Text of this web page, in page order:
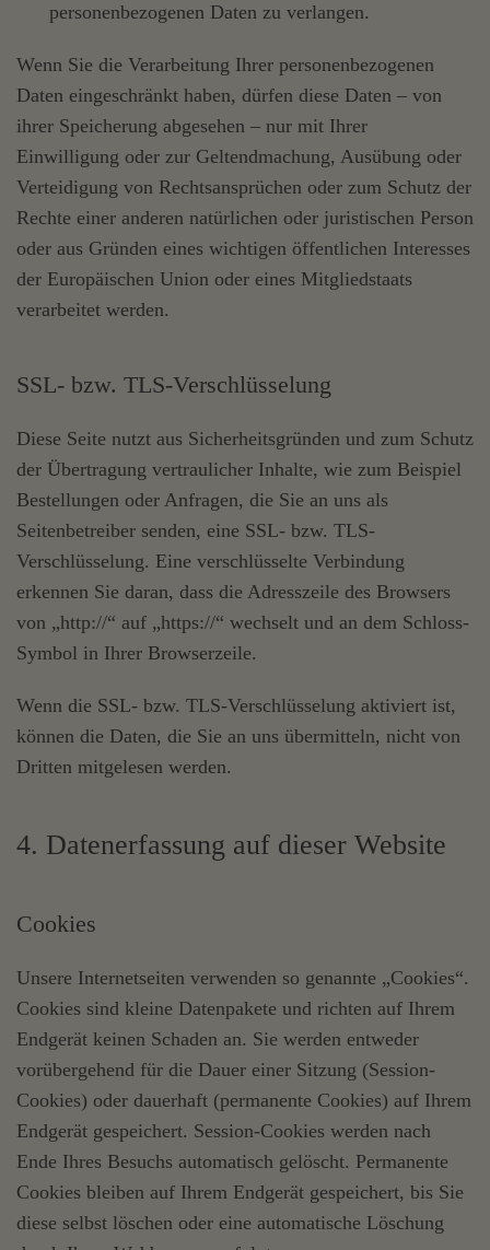
personenbezogenen Daten zu verlangen.
Wenn Sie die Verarbeitung Ihrer personenbezogenen
Daten eingeschränkt haben, dürfen diese Daten – von
ihrer Speicherung abgesehen – nur mit Ihrer
Einwilligung oder zur Geltendmachung, Ausübung oder
Verteidigung von Rechtsansprüchen oder zum Schutz der
Rechte einer anderen natürlichen oder juristischen Person
oder aus Gründen eines wichtigen öffentlichen Interesses
der Europäischen Union oder eines Mitgliedstaats
verarbeitet werden.
SSL- bzw. TLS-Verschlüsselung
Diese Seite nutzt aus Sicherheitsgründen und zum Schutz
der Übertragung vertraulicher Inhalte, wie zum Beispiel
Bestellungen oder Anfragen, die Sie an uns als
Seitenbetreiber senden, eine SSL- bzw. TLS-
Verschlüsselung. Eine verschlüsselte Verbindung
erkennen Sie daran, dass die Adresszeile des Browsers
von „http://“ auf „https://“ wechselt und an dem Schloss-
Symbol in Ihrer Browserzeile.
Wenn die SSL- bzw. TLS-Verschlüsselung aktiviert ist,
können die Daten, die Sie an uns übermitteln, nicht von
Dritten mitgelesen werden.
4. Datenerfassung auf dieser Website
Cookies
Unsere Internetseiten verwenden so genannte „Cookies“.
Cookies sind kleine Datenpakete und richten auf Ihrem
Endgerät keinen Schaden an. Sie werden entweder
vorübergehend für die Dauer einer Sitzung (Session-
Cookies) oder dauerhaft (permanente Cookies) auf Ihrem
Endgerät gespeichert. Session-Cookies werden nach
Ende Ihres Besuchs automatisch gelöscht. Permanente
Cookies bleiben auf Ihrem Endgerät gespeichert, bis Sie
diese selbst löschen oder eine automatische Löschung